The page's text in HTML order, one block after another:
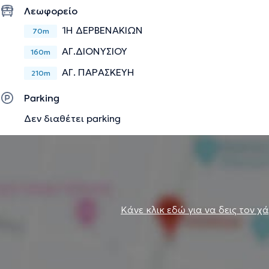
Λεωφορείο
70m 1Η ΔΕΡΒΕΝΑΚΙΩΝ
160m ΑΓ.ΔΙΟΝΥΣΙΟΥ
210m ΑΓ. ΠΑΡΑΣΚΕΥΗ
Parking
Δεν διαθέτει parking
Κάνε κλικ εδώ για να δεις τον